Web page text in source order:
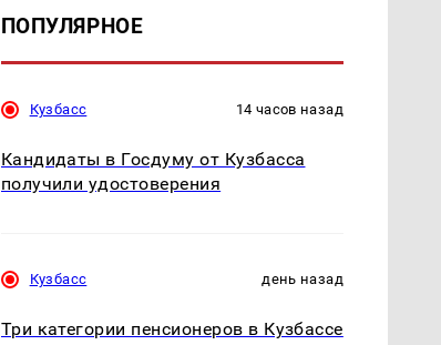
ПОПУЛЯРНОЕ
Кузбасс 14 часов назад
Кандидаты в Госдуму от Кузбасса
получили удостоверения
Кузбасс день назад
Три категории пенсионеров в Кузбассе